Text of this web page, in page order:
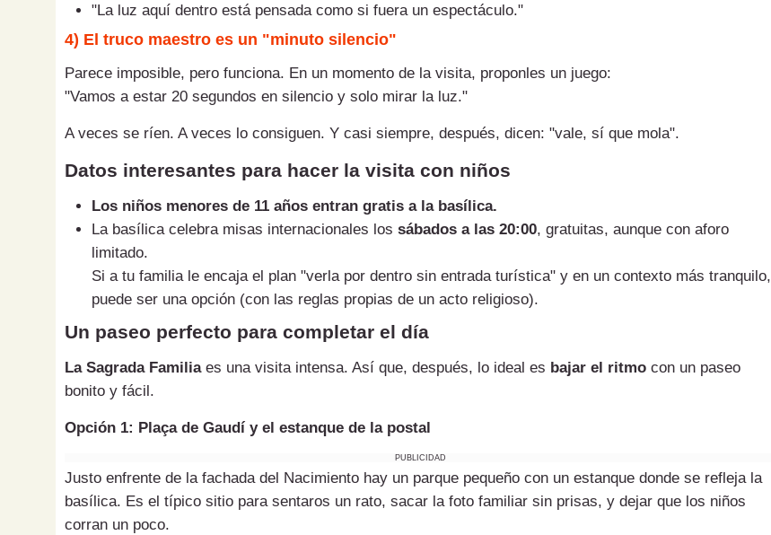
"La luz aquí dentro está pensada como si fuera un espectáculo."
4) El truco maestro es un "minuto silencio"
Parece imposible, pero funciona. En un momento de la visita, proponles un juego:
"Vamos a estar 20 segundos en silencio y solo mirar la luz."
A veces se ríen. A veces lo consiguen. Y casi siempre, después, dicen: "vale, sí que mola".
Datos interesantes para hacer la visita con niños
Los niños menores de 11 años entran gratis a la basílica.
La basílica celebra misas internacionales los sábados a las 20:00, gratuitas, aunque con aforo
limitado.
Si a tu familia le encaja el plan "verla por dentro sin entrada turística" y en un contexto más tranquilo,
puede ser una opción (con las reglas propias de un acto religioso).
Un paseo perfecto para completar el día
La Sagrada Familiaes una visita intensa. Así que, después, lo ideal es bajar el ritmo con un paseo
bonito y fácil.
Opción 1: Plaça de Gaudí y el estanque de la postal
PUBLICIDAD
Justo enfrente de la fachada del Nacimiento hay un parque pequeño con un estanque donde se refleja la
basílica. Es el típico sitio para sentaros un rato, sacar la foto familiar sin prisas, y dejar que los niños
corran un poco.